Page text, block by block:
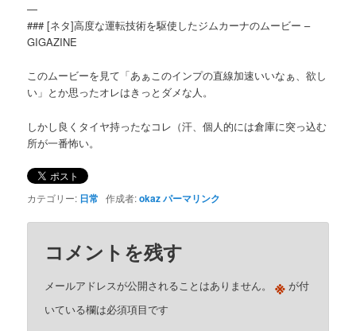
—
### [ネタ]高度な運転技術を駆使したジムカーナのムービー –
GIGAZINE
このムービーを見て「あぁこのインプの直線加速いいなぁ、欲し
い」とか思ったオレはきっとダメな人。
しかし良くタイヤ持ったなコレ（汗、個人的には倉庫に突っ込む
所が一番怖い。
カテゴリー: 日常 作成者:okazパーマリンク
コメントを残す
メールアドレスが公開されることはありません。 ※ が付
いている欄は必須項目です